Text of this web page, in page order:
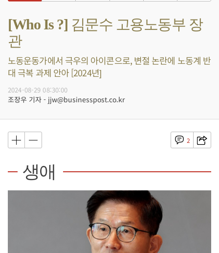
[Who Is ?] 김문수 고용노동부 장
관
노동운동가에서 극우의 아이콘으로, 변절 논란에 노동계 반
대 극복 과제 안아 [2024년]
2024-08-29 08:30:00
조장우 기자 - jjw@businesspost.co.kr
2
생애